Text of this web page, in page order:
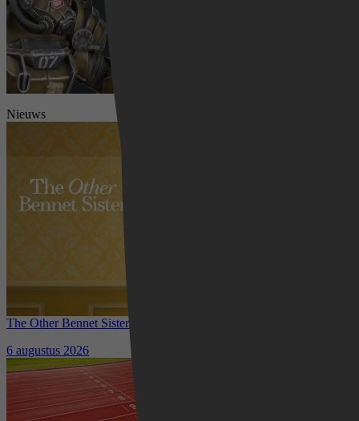
Nieuws
The Other Bennet Sister nu te zien op HBO Max: romantisch
kostuumdrama krijgt lovende recensies
6 augustus 2026